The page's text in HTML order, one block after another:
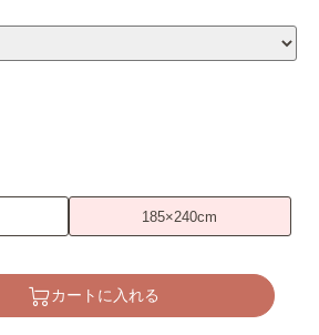
185×240cm
カートに入れる